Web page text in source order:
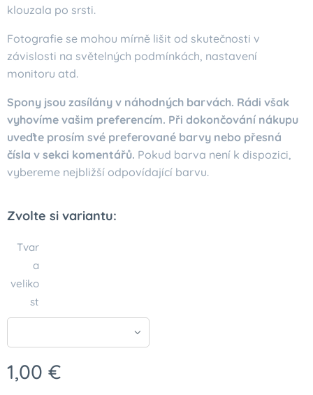
klouzala po srsti.
Fotografie se mohou mírně lišit od skutečnosti v
závislosti na světelných podmínkách, nastavení
monitoru atd.
Spony jsou zasílány v náhodných barvách. Rádi však
vyhovíme vašim preferencím. Při dokončování nákupu
uveďte prosím své preferované barvy nebo přesná
čísla v sekci komentářů. Pokud barva není k dispozici,
vybereme nejbližší odpovídající barvu.
Zvolte si variantu:
Tvar
a
veliko
st
1,00 €